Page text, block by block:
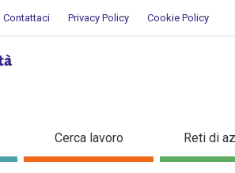
Contattaci Privacy Policy Cookie Policy
Cerca lavoro Reti di